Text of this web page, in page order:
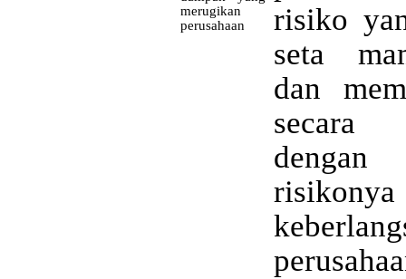
merugikan
perusahaan
risiko
seta
dan
secara